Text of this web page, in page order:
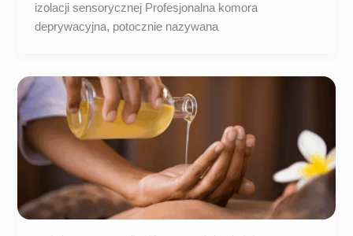
izolacji sensorycznej Profesjonalna komora
deprywacyjna, potocznie nazywana